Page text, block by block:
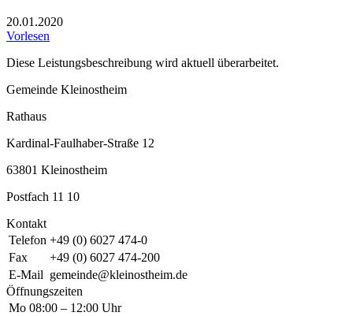
20.01.2020
Vorlesen
Diese Leistungsbeschreibung wird aktuell überarbeitet.
Gemeinde Kleinostheim
Rathaus
Kardinal-Faulhaber-Straße 12
63801 Kleinostheim
Postfach 11 10
Kontakt
Telefon +49 (0) 6027 474-0
Fax
+49 (0) 6027 474-200
E-Mail gemeinde@kleinostheim.de
Öffnungszeiten
Mo 08:00 – 12:00 Uhr